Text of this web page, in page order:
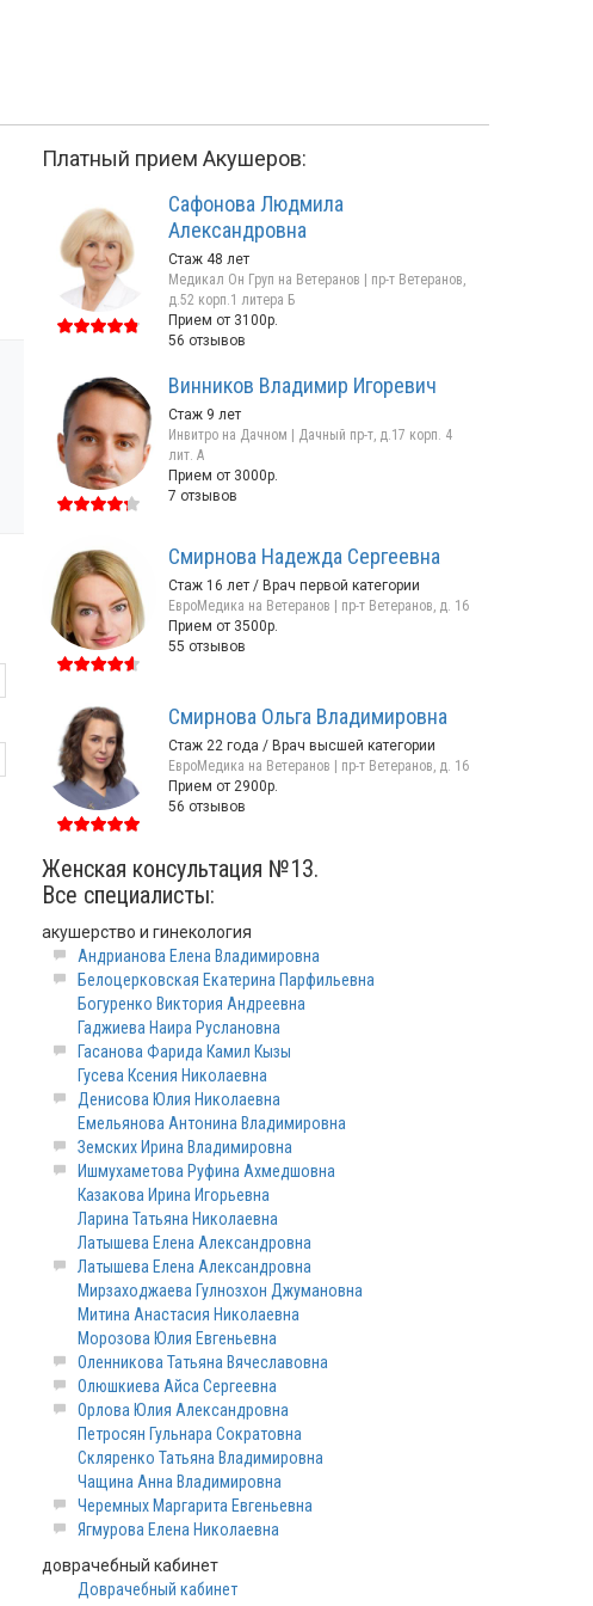
Свириденко
Галина Анатольевна
Стаж 18 лет / Врач первой
категории
пр-т Ветеранов, д.52 корп.1 литера Б
Прием от 3100р.
Платный прием Акушеров:
Сафонова Людмила
Александровна
Стаж 48 лет
Медикал Он Груп на Ветеранов | пр-т Ветеранов,
д.52 корп.1 литера Б
Прием от 3100р.
56 отзывов
Винников Владимир Игоревич
Стаж 9 лет
Инвитро на Дачном | Дачный пр-т, д.17 корп. 4
лит. А
Прием от 3000р.
7 отзывов
Смирнова Надежда Сергеевна
Стаж 16 лет / Врач первой категории
ЕвроМедика на Ветеранов | пр-т Ветеранов, д. 16
Прием от 3500р.
55 отзывов
Смирнова Ольга Владимировна
Стаж 22 года / Врач высшей категории
ЕвроМедика на Ветеранов | пр-т Ветеранов, д. 16
Прием от 2900р.
56 отзывов
Женская консультация №13.
Все специалисты:
акушерство и гинекология
Андрианова Елена Владимировна
Белоцерковская Екатерина Парфильевна
Богуренко Виктория Андреевна
Гаджиева Наира Руслановна
Гасанова Фарида Камил Кызы
Гусева Ксения Николаевна
Денисова Юлия Николаевна
Емельянова Антонина Владимировна
Земских Ирина Владимировна
Ишмухаметова Руфина Ахмедшовна
Казакова Ирина Игорьевна
Ларина Татьяна Николаевна
Латышева Елена Александровна
Латышева Елена Александровна
Мирзаходжаева Гулнозхон Джумановна
Митина Анастасия Николаевна
Морозова Юлия Евгеньевна
Оленникова Татьяна Вячеславовна
Олюшкиева Айса Сергеевна
Орлова Юлия Александровна
Петросян Гульнара Сократовна
Скляренко Татьяна Владимировна
Чащина Анна Владимировна
Черемных Маргарита Евгеньевна
Ягмурова Елена Николаевна
доврачебный кабинет
Доврачебный кабинет